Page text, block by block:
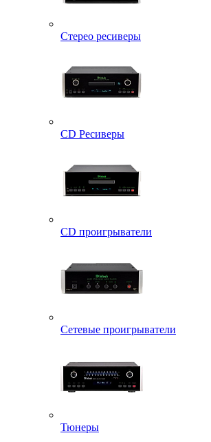
Стерео ресиверы
CD Ресиверы
CD проигрыватели
Сетевые проигрыватели
Тюнеры